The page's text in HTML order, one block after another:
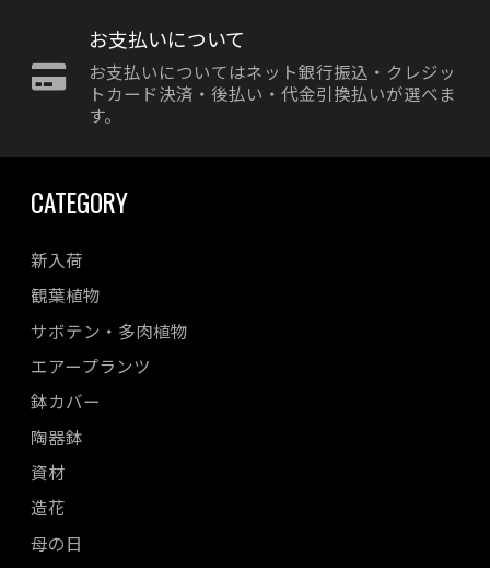
お支払いについて
お支払いについてはネット銀行振込・クレジッ
トカード決済・後払い・代金引換払いが選べま
す。
CATEGORY
新入荷
観葉植物
サボテン・多肉植物
エアープランツ
鉢カバー
陶器鉢
資材
造花
母の日